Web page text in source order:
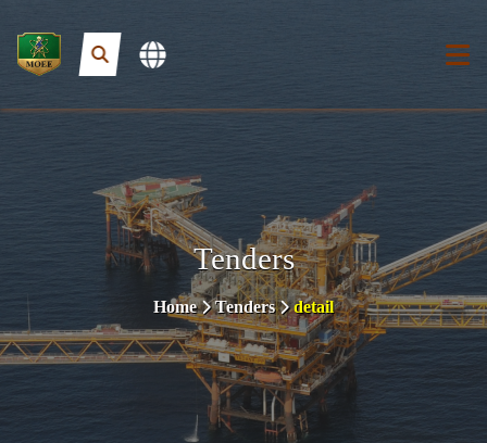
Tenders
Home Tenders detail